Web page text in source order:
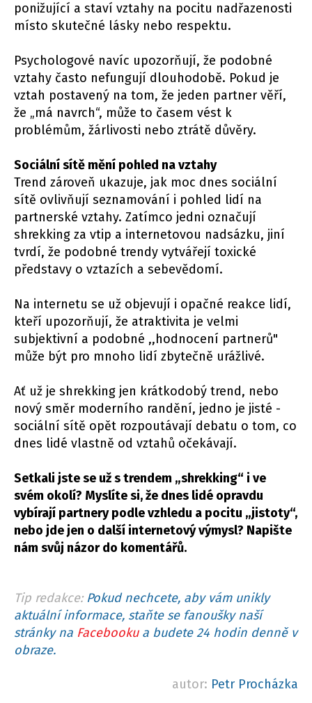
ponižující a staví vztahy na pocitu nadřazenosti
místo skutečné lásky nebo respektu.
Psychologové navíc upozorňují, že podobné
vztahy často nefungují dlouhodobě. Pokud je
vztah postavený na tom, že jeden partner věří,
že „má navrch“, může to časem vést k
problémům, žárlivosti nebo ztrátě důvěry.
Sociální sítě mění pohled na vztahy
Trend zároveň ukazuje, jak moc dnes sociální
sítě ovlivňují seznamování i pohled lidí na
partnerské vztahy. Zatímco jedni označují
shrekking za vtip a internetovou nadsázku, jiní
tvrdí, že podobné trendy vytvářejí toxické
představy o vztazích a sebevědomí.
Na internetu se už objevují i opačné reakce lidí,
kteří upozorňují, že atraktivita je velmi
subjektivní a podobné ,,hodnocení partnerů"
může být pro mnoho lidí zbytečně urážlivé.
Ať už je shrekking jen krátkodobý trend, nebo
nový směr moderního randění, jedno je jisté -
sociální sítě opět rozpoutávají debatu o tom, co
dnes lidé vlastně od vztahů očekávají.
Setkali jste se už s trendem „shrekking“ i ve
svém okolí? Myslíte si, že dnes lidé opravdu
vybírají partnery podle vzhledu a pocitu „jistoty“,
nebo jde jen o další internetový výmysl? Napište
nám svůj názor do komentářů.
Tip redakce: Pokud nechcete, aby vám unikly
aktuální informace, staňte se fanoušky naší
stránky na Facebookua budete 24 hodin denně v
obraze.
autor: Petr Procházka